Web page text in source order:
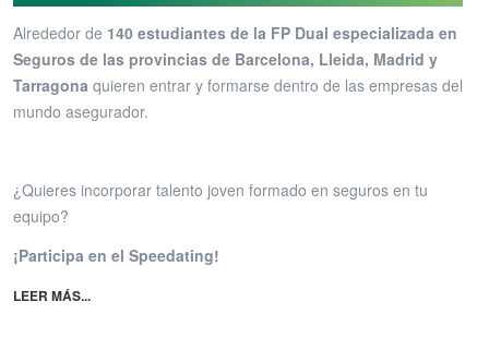
Alrededor de 140 estudiantes de la FP Dual especializada en
Seguros de las provincias de Barcelona, Lleida, Madrid y
Tarragona quieren entrar y formarse dentro de las empresas del
mundo asegurador.
¿Quieres incorporar talento joven formado en seguros en tu
equipo?
¡Participa en el Speedating!
LEER MÁS...